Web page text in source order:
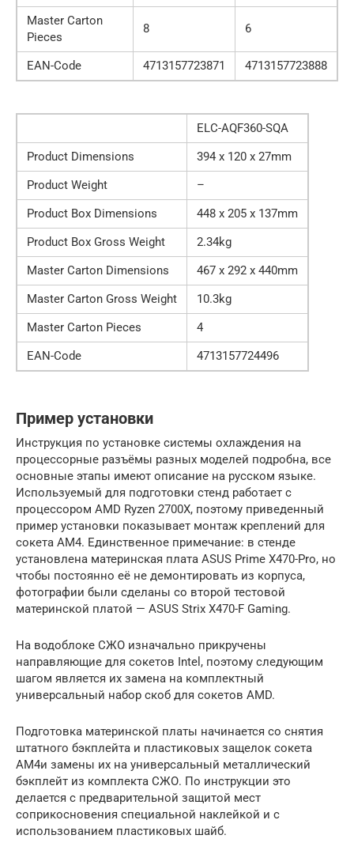
Master Carton
Pieces
8 6
EAN-Code 4713157723871 4713157723888
ELC-AQF360-SQA
Product Dimensions
394 x 120 x 27mm
Product Weight
–
Product Box Dimensions
448 x 205 x 137mm
Product Box Gross Weight
2.34kg
Master Carton Dimensions
467 x 292 x 440mm
Master Carton Gross Weight
10.3kg
Master Carton Pieces
4
EAN-Code
4713157724496
Пример установки
Инструкция по установке системы охлаждения на
процессорные разъёмы разных моделей подробна, все
основные этапы имеют описание на русском языке.
Используемый для подготовки стенд работает c
процессором AMD Ryzen 2700X, поэтому приведенный
пример установки показывает монтаж креплений для
сокета AM4. Единственное примечание: в стенде
установлена материнская плата ASUS Prime X470-Pro, но
чтобы постоянно её не демонтировать из корпуса,
фотографии были сделаны со второй тестовой
материнской платой — ASUS Strix X470-F Gaming.
На водоблоке СЖО изначально прикручены
направляющие для сокетов Intel, поэтому следующим
шагом является их замена на комплектный
универсальный набор скоб для сокетов AMD.
Подготовка материнской платы начинается со снятия
штатного бэкплейта и пластиковых защелок сокета
AM4и замены их на универсальный металлический
бэкплейт из комплекта СЖО. По инструкции это
делается с предварительной защитой мест
соприкосновения специальной наклейкой и с
использованием пластиковых шайб.